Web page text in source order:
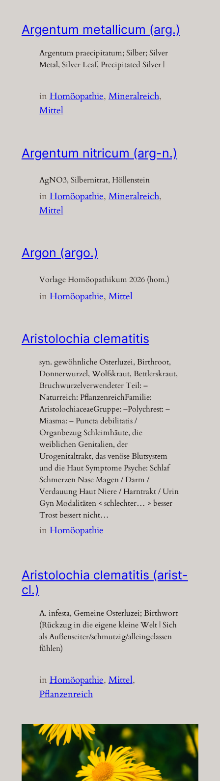
Argentum metallicum (arg.)
Argentum praecipitatum; Silber; Silver
Metal, Silver Leaf, Precipitated Silver |
inHomöopathie, Mineralreich
Mittel
Argentum nitricum (arg-n.)
AgNO3, Silbernitrat, Höllenstein
inHomöopathie, Mineralreich
Mittel
Argon (argo.)
Vorlage Homöopathikum 2026 (hom.)
inHomöopathie, Mittel
Aristolochia clematitis
syn. gewöhnliche Osterluzei, Birthroot,
Donnerwurzel, Wolfskraut, Bettlerskraut,
Bruchwurzelverwendeter Teil: –
Naturreich: PflanzenreichFamilie:
AristolochiaceaeGruppe: –Polychrest: –
Miasma: – Puncta debilitatis /
Organbezug Schleimhäute, die
weiblichen Genitalien, der
Urogenitaltrakt, das venöse Blutsystem
und die Haut Symptome Psyche: Schlaf
Schmerzen Nase Magen / Darm /
Verdauung Haut Niere / Harntrakt / Urin
Gyn Modalitäten < schlechter… > besser
Trost bessert nicht…
inHomöopathie
Aristolochia clematitis (arist-
cl.)
A. infesta, Gemeine Osterluzei; Birthwort
(Rückzug in die eigene kleine Welt | Sich
als Außenseiter/schmutzig/alleingelassen
fühlen)
inHomöopathie, Mittel
Pflanzenreich